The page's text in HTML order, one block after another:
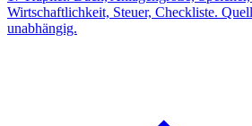
Wirtschaftlichkeit, Steuer, Checkliste.
unabhängig.